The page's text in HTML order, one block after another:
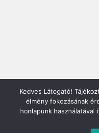
Mirland Lakberendezési
7100 Szekszárd, Fáy
Kedves Látogató!
élmény fokozásának
honlapunk használatával